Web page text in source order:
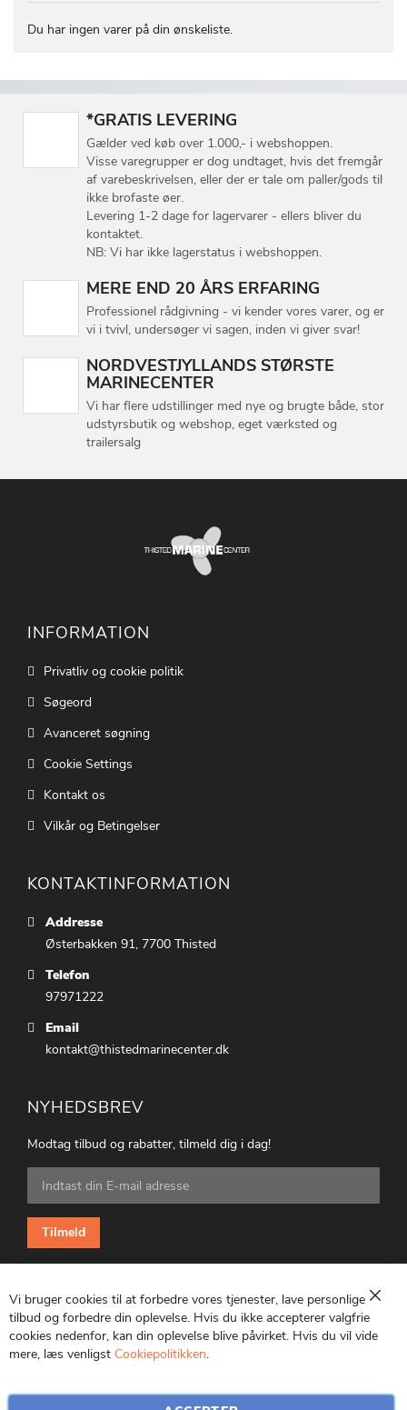
Du har ingen varer på din ønskeliste.
*GRATIS LEVERING
Gælder ved køb over 1.000,- i webshoppen.
Visse varegrupper er dog undtaget, hvis det fremgår
af varebeskrivelsen, eller der er tale om paller/gods til
ikke brofaste øer.
Levering 1-2 dage for lagervarer - ellers bliver du
kontaktet.
NB: Vi har ikke lagerstatus i webshoppen.
MERE END 20 ÅRS ERFARING
Professionel rådgivning - vi kender vores varer, og er
vi i tvivl, undersøger vi sagen, inden vi giver svar!
NORDVESTJYLLANDS STØRSTE
MARINECENTER
Vi har flere udstillinger med nye og brugte både, stor
udstyrsbutik og webshop, eget værksted og
trailersalg
INFORMATION
Privatliv og cookie politik
Søgeord
Avanceret søgning
Cookie Settings
Kontakt os
Vilkår og Betingelser
KONTAKTINFORMATION
Addresse
Østerbakken 91, 7700 Thisted
Telefon
97971222
Email
kontakt@thistedmarinecenter.dk
NYHEDSBREV
Modtag tilbud og rabatter, tilmeld dig i dag!
Tilmeld
dig
vores
nyhedsbrev:
Tilmeld
CVR: 25847369
Luk
Vi bruger cookies til at forbedre vores tjenester, lave personlige
tilbud og forbedre din oplevelse. Hvis du ikke accepterer valgfrie
cookies nedenfor, kan din oplevelse blive påvirket. Hvis du vil vide
mere, læs venligst Cookiepolitikken.